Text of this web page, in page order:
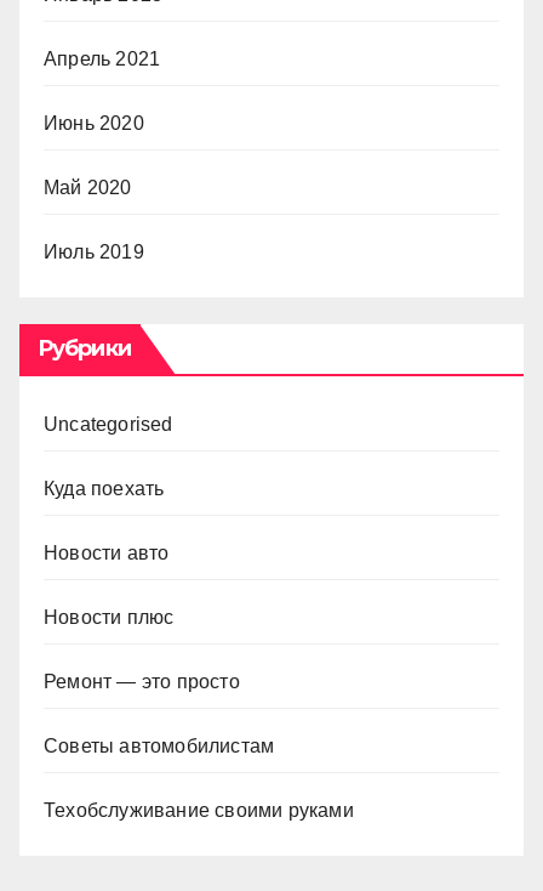
Апрель 2021
Июнь 2020
Май 2020
Июль 2019
Рубрики
Uncategorised
Куда поехать
Новости авто
Новости плюс
Ремонт — это просто
Советы автомобилистам
Техобслуживание своими руками